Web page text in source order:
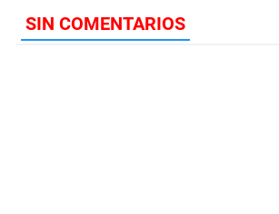
SIN COMENTARIOS